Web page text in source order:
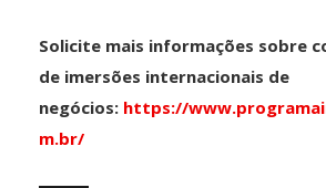
Solicite mais informações sobre
de imersões internacionais de
negócios: https://
m.br/